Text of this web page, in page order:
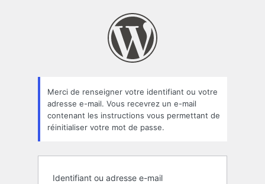
oublié
Merci de renseigner votre identifiant ou votre
adresse e-mail. Vous recevrez un e-mail
contenant les instructions vous permettant de
réinitialiser votre mot de passe.
Identifiant ou adresse e-mail